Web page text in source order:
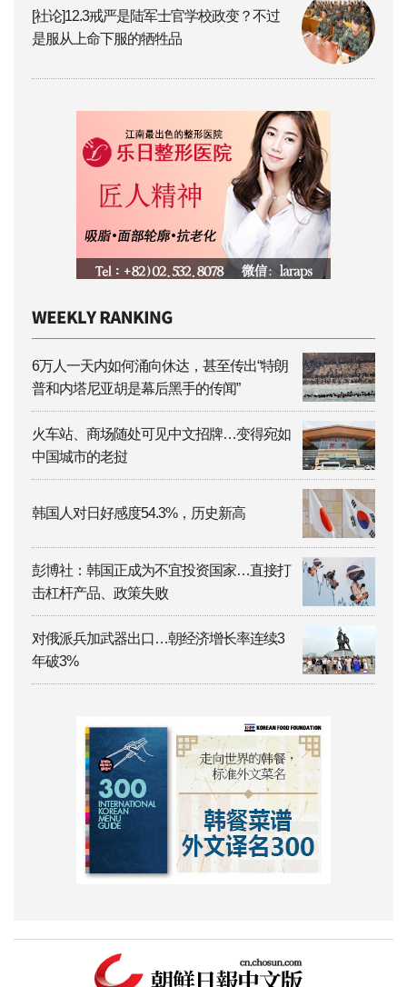
[社论]12.3戒严是陆军士官学校政变？不过
是服从上命下服的牺牲品
6万人一天内如何涌向休达，甚至传出“特朗
普和内塔尼亚胡是幕后黑手的传闻”
火车站、商场随处可见中文招牌…变得宛如
中国城市的老挝
韩国人对日好感度54.3%，历史新高
彭博社：韩国正成为不宜投资国家…直接打
击杠杆产品、政策失败
对俄派兵加武器出口…朝经济增长率连续3
年破3%